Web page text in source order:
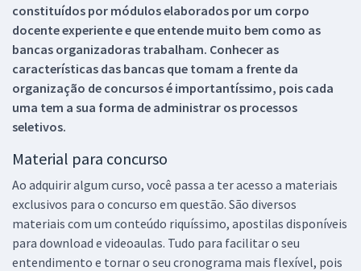
constituídos por módulos elaborados por um corpo
docente experiente e que entende muito bem como as
bancas organizadoras trabalham. Conhecer as
características das bancas que tomam a frente da
organização de concursos é importantíssimo, pois cada
uma tem a sua forma de administrar os processos
seletivos.
Material para concurso
Ao adquirir algum curso, você passa a ter acesso a materiais
exclusivos para o concurso em questão. São diversos
materiais com um conteúdo riquíssimo, apostilas disponíveis
para download e videoaulas. Tudo para facilitar o seu
entendimento e tornar o seu cronograma mais flexível, pois